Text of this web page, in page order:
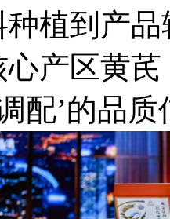
植到产
产区黄
配’的品质